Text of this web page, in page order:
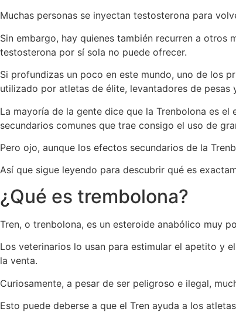
Muchas personas se inyectan testosterona para
Sin embargo, hay quienes también recurren a otros
testosterona por sí sola no puede ofrecer.
Si profundizas un poco en este mundo, uno de los
utilizado por atletas de élite, levantadores de pesas
La mayoría de la gente dice que la Trenbolona es
secundarios comunes que trae consigo el uso de
Pero ojo, aunque los efectos secundarios de la
Así que sigue leyendo para descubrir qué es
¿Qué es trembolona?
Tren, o trenbolona, es un esteroide anabólico muy
Los veterinarios lo usan para estimular el apetito y
la venta.
Curiosamente, a pesar de ser peligroso e ilegal,
Esto puede deberse a que el Tren ayuda a los